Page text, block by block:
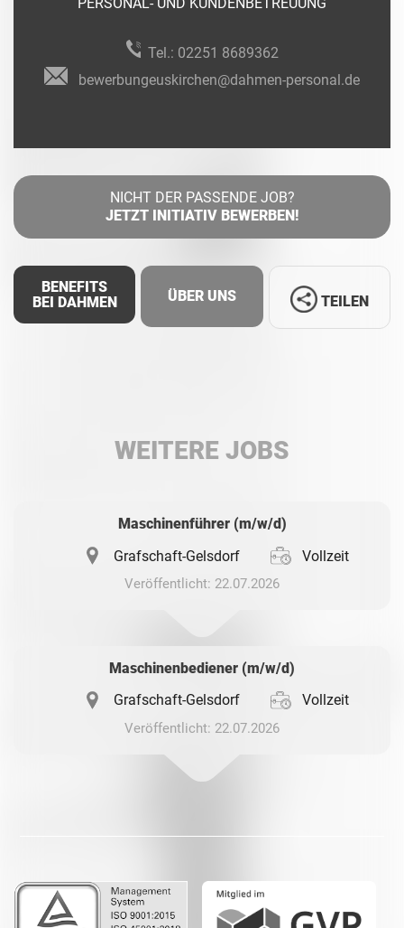
PERSONAL- UND KUNDENBETREUUNG
Tel.: 02251 8689362
bewerbungeuskirchen@dahmen-personal.de
NICHT DER PASSENDE JOB?
JETZT INITIATIV BEWERBEN!
BENEFITS
BEI DAHMEN
ÜBER UNS TEILEN
WEITERE JOBS
Maschinenführer (m/w/d)
Grafschaft-Gelsdorf
Vollzeit
Veröffentlicht: 22.07.2026
Maschinenbediener (m/w/d)
Grafschaft-Gelsdorf
Vollzeit
Veröffentlicht: 22.07.2026